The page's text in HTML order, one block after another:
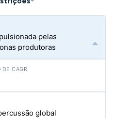
pelas
produtoras
global